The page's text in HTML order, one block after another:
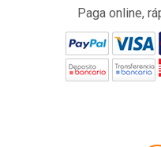
Paga online,